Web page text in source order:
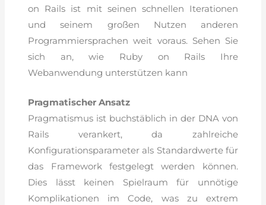
on Rails ist mit seinen schnellen Iterationen
und seinem großen Nutzen anderen
Programmiersprachen weit voraus. Sehen Sie
sich an, wie Ruby on Rails Ihre
Webanwendung unterstützen kann
Pragmatischer Ansatz
Pragmatismus ist buchstäblich in der DNA von
Rails verankert, da zahlreiche
Konfigurationsparameter als Standardwerte für
das Framework festgelegt werden können.
Dies lässt keinen Spielraum für unnötige
Komplikationen im Code, was zu extrem